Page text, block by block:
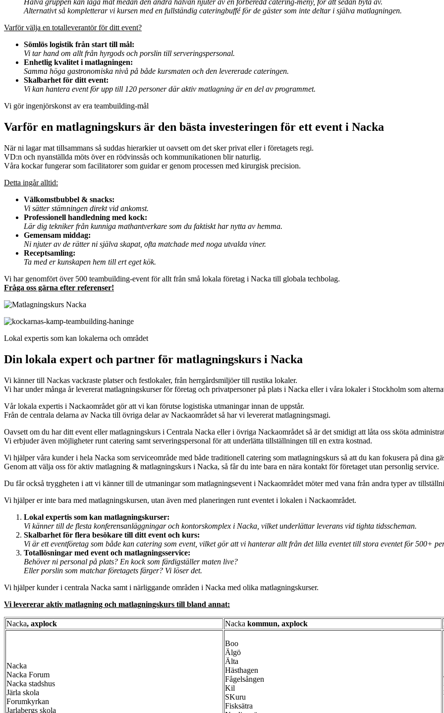
Halva gruppen kan laga mat medan den andra halvan njuter av en förberedd catering-meny, för att sedan byta av.
Alternativt så kompletterar vi kursen med en fullständig cateringbuffé för de gäster som inte deltar i själva matlagningen.
Varför välja en totalleverantör för ditt event?
Sömlös logistik från start till mål:
Vi tar hand om allt från hyrgods och porslin till serveringspersonal.
Enhetlig kvalitet i matlagningen:
Samma höga gastronomiska nivå på både kursmaten och den levererade cateringen.
Skalbarhet för ditt event:
Vi kan hantera event för upp till 120 personer där aktiv matlagning är en del av programmet.
Vi gör ingenjörskonst av era teambuilding-mål
Varför en matlagningskurs är den bästa investeringen för ett event i Nacka
När ni lagar mat tillsammans så suddas hierarkier ut oavsett om det sker privat eller i företagets regi.
VD:n och nyanställda möts över en rödvinssås och kommunikationen blir naturlig.
Våra kockar fungerar som facilitatorer som guidar er genom processen med kirurgisk precision.
Detta ingår alltid:
Välkomstbubbel & snacks:
Vi sätter stämningen direkt vid ankomst.
Professionell handledning med kock:
Lär dig tekniker från kunniga mathantverkare som du faktiskt har nytta av hemma.
Gemensam middag:
Ni njuter av de rätter ni själva skapat, ofta matchade med noga utvalda viner.
Receptsamling:
Ta med er kunskapen hem till ert eget kök.
Vi har genomfört över 500 teambuilding-event för allt från små lokala företag i Nacka till globala techbolag.
Fråga oss gärna efter referenser!
Lokal expertis som kan lokalerna och området
Din lokala expert och partner för matlagningskurs i Nacka
Vi känner till Nackas vackraste platser och festlokaler, från herrgårdsmiljöer till rustika lokaler.
Vi har under många år levererat matlagningskurser för företag och privatpersoner på plats i Nacka eller i våra lokaler i Stockholm som
Vår lokala expertis i Nackaområdet gör att vi kan förutse logistiska utmaningar innan de uppstår.
Från de centrala delarna av Nacka till övriga delar av Nackaområdet så har vi levererat matlagningsmagi.
Oavsett om du har ditt event eller matlagningskurs i Centrala Nacka eller i övriga Nackaområdet så är det smidigt att låta oss sköta
Vi erbjuder även möjligheter runt catering samt serveringspersonal för att underlätta tillställningen till en extra kostnad.
Vi hjälper våra kunder i hela Nacka som serviceområde med både traditionell catering som matlagningskurs så att du kan fokusera på dina
Genom att välja oss för aktiv matlagning & matlagningskurs i Nacka, så får du inte bara en nära kontakt för företaget utan personlig service.
Du får också tryggheten i att vi känner till de utmaningar som matlagningsevent i Nackaområdet möter med vana från andra typer av
Vi hjälper er inte bara med matlagningskursen, utan även med planeringen runt eventet i lokalen i Nackaområdet.
Lokal expertis som kan matlagningskurser:
Vi känner till de flesta konferensanläggningar och kontorskomplex i Nacka, vilket underlättar leverans vid tighta tidsscheman.
Skalbarhet för flera besökare till ditt event och kurs:
Vi är ett eventföretag som både kan catering som event, vilket gör att vi hanterar allt från det lilla eventet till stora eventet för 500+
Totallösningar med event och matlagningsservice:
Behöver ni personal på plats? En kock som färdigställer maten live?
Eller porslin som matchar företagets färger? Vi löser det.
Vi hjälper kunder i centrala Nacka samt i närliggande områden i Nacka med olika matlagningskurser.
Vi levererar aktiv matlagning och matlagningskurs till bland annat:
Nacka, axplock Nacka kommun, axplock
Nacka
Nacka Forum
Nacka stadshus
Järla skola
Forumkyrkan
Jarlabergs skola
Boo
Älgö
Älta
Hästhagen
Fågelsången
Kil
SKuru
Fisksätra